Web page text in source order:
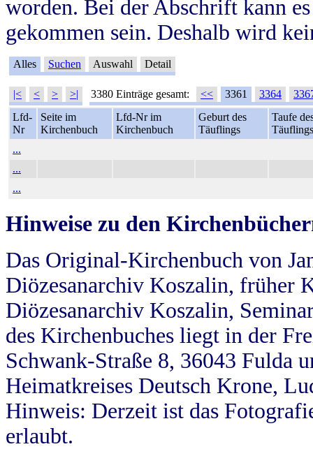
worden. Bei der Abschrift kann
gekommen sein. Deshalb wird
Alles Suchen Auswahl Detail
|< < > >| 3380 Einträge gesamt: << 3361 3364
Lfd-
Nr
Seite im
Kirchenbuch
Lfd-Nr im
Kirchenbuch
Geburt des
Täuflings
Taufe
Täuflings
...
...
...
Hinweise zu den
Das Original-Kirchenbuch von
Diözesanarchiv Koszalin, früher
Diözesanarchiv Koszalin,
des Kirchenbuches liegt in der
Schwank-Straße 8, 36043 Fulda
Heimatkreises Deutsch Krone,
Hinweis: Derzeit ist das
erlaubt.